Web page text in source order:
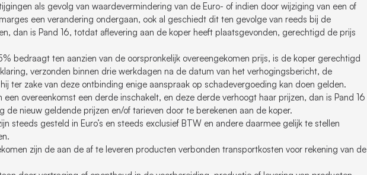
als gevolg van waardevermindering van de Euro- of indien door wijziging van een of
een verandering ondergaan, ook al geschiedt dit ten gevolge van reeds bij de
dan is Pand 16, totdat aflevering aan de koper heeft plaatsgevonden, gerechtigd de prijs
bedraagt ten aanzien van de oorspronkelijk overeengekomen prijs, is de koper gerechtigd
verzonden binnen drie werkdagen na de datum van het verhogingsbericht, de
ter zake van deze ontbinding enige aanspraak op schadevergoeding kan doen gelden.
overeenkomst een derde inschakelt, en deze derde verhoogt haar prijzen, dan is Pand 16
nieuw geldende prijzen en/of tarieven door te berekenen aan de koper.
steeds gesteld in Euro’s en steeds exclusief BTW en andere daarmee gelijk te stellen
zijn de aan de af te leveren producten verbonden transportkosten voor rekening van de